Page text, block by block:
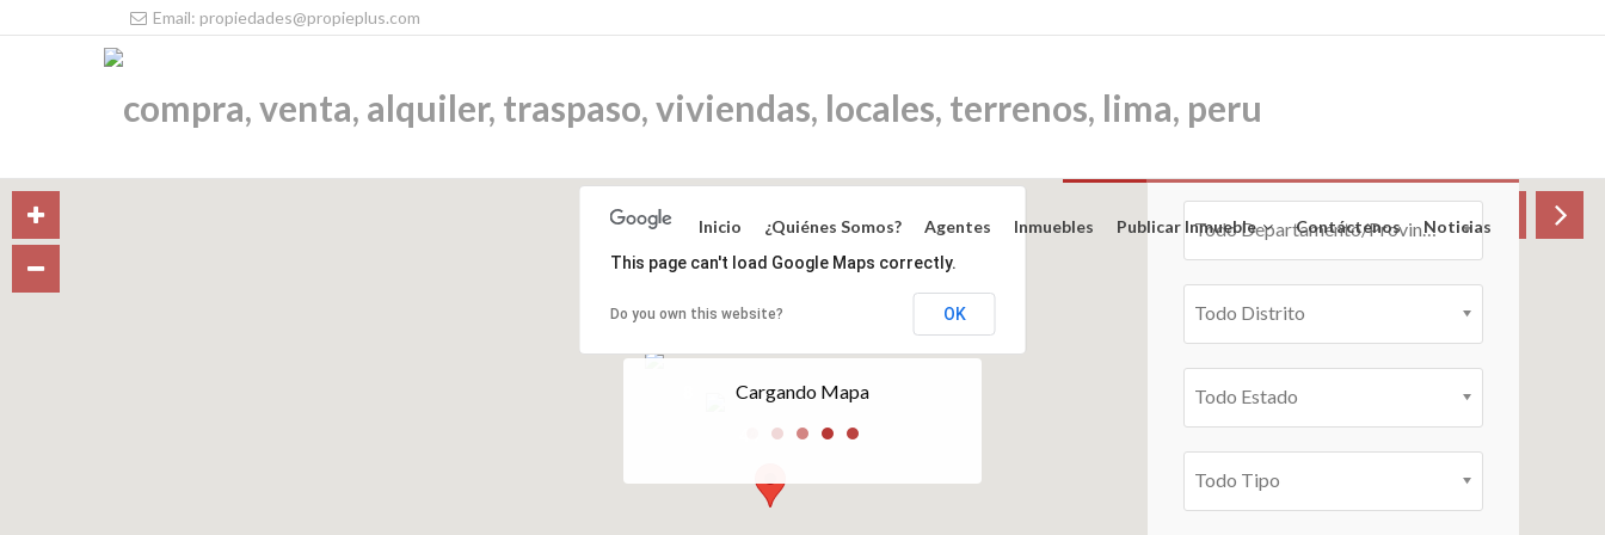
Email: propiedades@propieplus.com
Inicio ¿Quiénes Somos? Agentes Inmuebles Publicar Inmueble Contáctenos Noticias
This page can't load Google Maps correctly.
Do you own this website? OK
Cargando Mapa
Todo Departamento/Provincia
Todo Distrito
Todo Estado
Todo Tipo